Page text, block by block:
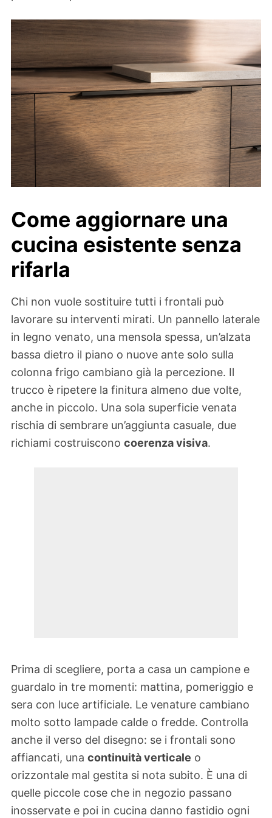
Come aggiornare una
cucina esistente senza
rifarla
Chi non vuole sostituire tutti i frontali può
lavorare su interventi mirati. Un pannello laterale
in legno venato, una mensola spessa, un’alzata
bassa dietro il piano o nuove ante solo sulla
colonna frigo cambiano già la percezione. Il
trucco è ripetere la finitura almeno due volte,
anche in piccolo. Una sola superficie venata
rischia di sembrare un’aggiunta casuale, due
richiami costruiscono coerenza visiva.
Prima di scegliere, porta a casa un campione e
guardalo in tre momenti: mattina, pomeriggio e
sera con luce artificiale. Le venature cambiano
molto sotto lampade calde o fredde. Controlla
anche il verso del disegno: se i frontali sono
affiancati, una continuità verticale o
orizzontale mal gestita si nota subito. È una di
quelle piccole cose che in negozio passano
inosservate e poi in cucina danno fastidio ogni